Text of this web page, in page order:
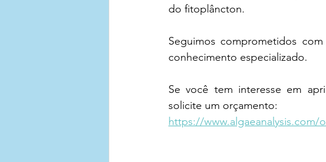
do fitoplâncton.
Seguimos comprometidos
conhecimento especializado.
Se você tem interesse em
solicite um orçamento:
https://